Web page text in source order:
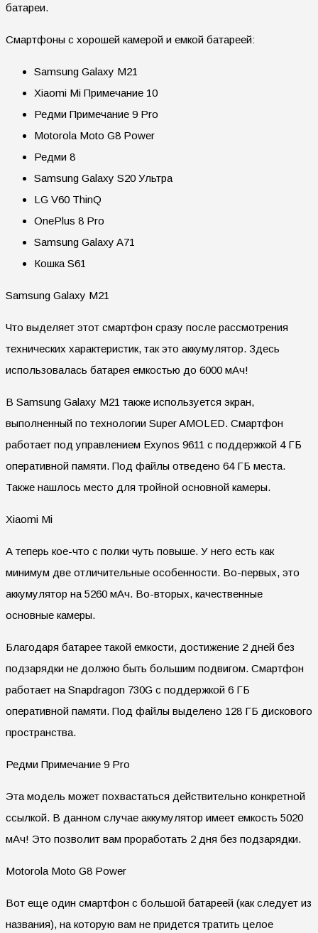
батареи.
Смартфоны с хорошей камерой и емкой батареей:
Samsung Galaxy M21
Xiaomi Mi Примечание 10
Редми Примечание 9 Pro
Motorola Moto G8 Power
Редми 8
Samsung Galaxy S20 Ультра
LG V60 ThinQ
OnePlus 8 Pro
Samsung Galaxy A71
Кошка S61
Samsung Galaxy M21
Что выделяет этот смартфон сразу после рассмотрения
технических характеристик, так это аккумулятор. Здесь
использовалась батарея емкостью до 6000 мАч!
В Samsung Galaxy M21 также используется экран,
выполненный по технологии Super AMOLED. Смартфон
работает под управлением Exynos 9611 с поддержкой 4 ГБ
оперативной памяти. Под файлы отведено 64 ГБ места.
Также нашлось место для тройной основной камеры.
Xiaomi Mi
А теперь кое-что с полки чуть повыше. У него есть как
минимум две отличительные особенности. Во-первых, это
аккумулятор на 5260 мАч. Во-вторых, качественные
основные камеры.
Благодаря батарее такой емкости, достижение 2 дней без
подзарядки не должно быть большим подвигом. Смартфон
работает на Snapdragon 730G с поддержкой 6 ГБ
оперативной памяти. Под файлы выделено 128 ГБ дискового
пространства.
Редми Примечание 9 Pro
Эта модель может похвастаться действительно конкретной
ссылкой. В данном случае аккумулятор имеет емкость 5020
мАч! Это позволит вам проработать 2 дня без подзарядки.
Motorola Moto G8 Power
Вот еще один смартфон с большой батареей (как следует из
названия), на которую вам не придется тратить целое